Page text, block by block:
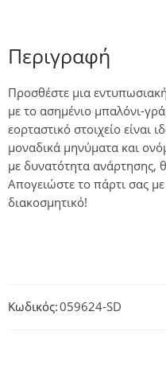
Περιγραφή
Προσθέστε μια
με το ασημένιο μπαλόνι-
εορταστικό στοιχείο είναι
μοναδικά μηνύματα και
με δυνατότητα ανάρτησης,
Απογειώστε το πάρτι σας
διακοσμητικό!
Κωδικός:059624-SD